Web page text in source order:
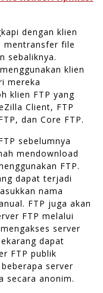
dengan klien
mentransfer file
sebaliknya.
klien
mereka
klien FTP yang
Client, FTP
dan Core FTP.
sebelumnya
mendownload
FTP.
dapat terjadi
nama
FTP juga akan
FTP melalui
server
dapat
FTP publik
server
secara anonim.